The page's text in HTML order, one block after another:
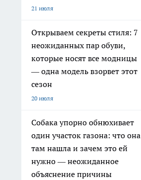
21 июля
Открываем секреты стиля: 7
неожиданных пар обуви,
которые носят все модницы
— одна модель взорвет этот
сезон
20 июля
Собака упорно обнюхивает
один участок газона: что она
там нашла и зачем это ей
нужно — неожиданное
объяснение причины